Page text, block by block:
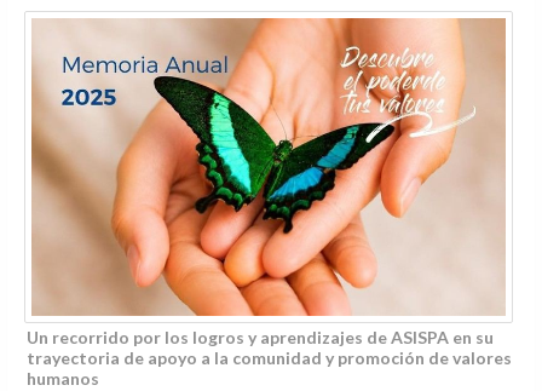
Un recorrido por los logros y aprendizajes de ASISPA en su
trayectoria de apoyo a la comunidad y promoción de valores
humanos